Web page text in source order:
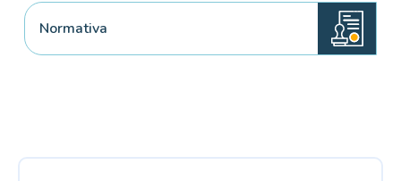
Normativa